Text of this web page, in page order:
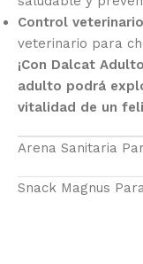
Control
veterinario para
¡Con Dalcat
adulto podrá
vitalidad de un
Arena Sanitaria
Snack Magnus